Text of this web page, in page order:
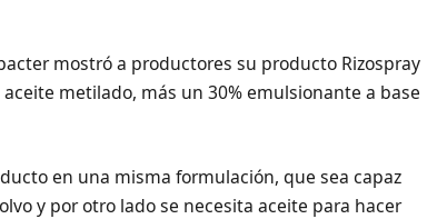
mostró a productores su producto Rizospray
metilado, más un 30% emulsionante a base
en una misma formulación, que sea capaz
y por otro lado se necesita aceite para hacer